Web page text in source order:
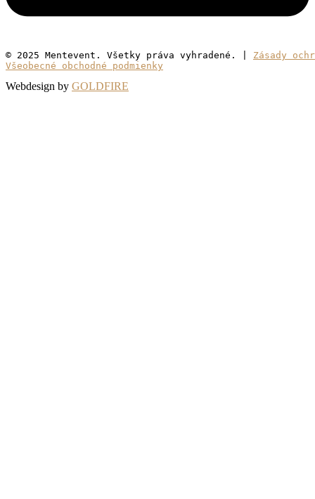
© 2025 Mentevent. Všetky práva vyhradené. | Zásady
Všeobecné obchodné podmienky
Webdesign by GOLDFIRE